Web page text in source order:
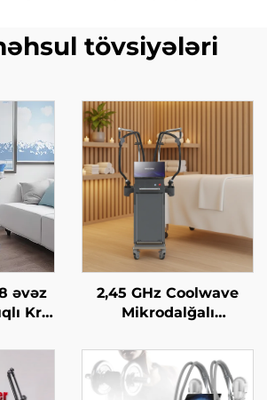
tövsiyələri
əvəz
Krio
çəki
2,45 GHz Coolwave
Mikrodalğalı
Sellülit Azaldılması,
Dərinin Qaldırılması
və Gərginləşdirilməsi,